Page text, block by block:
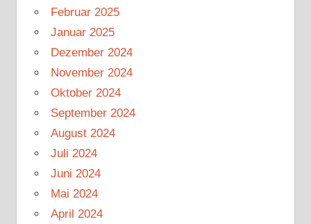
Februar 2025
Januar 2025
Dezember 2024
November 2024
Oktober 2024
September 2024
August 2024
Juli 2024
Juni 2024
Mai 2024
April 2024